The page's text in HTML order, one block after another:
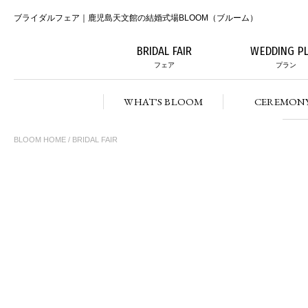
ブライダルフェア｜鹿児島天文館の結婚式場BLOOM（ブルーム）
BRIDAL FAIR
フェア
WEDDING
プラン
WHAT'S BLOOM
BLOOM HOME / BRIDAL FAIR